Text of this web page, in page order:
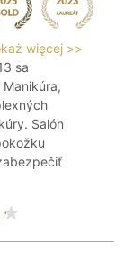
więcej >>
sa
Salón